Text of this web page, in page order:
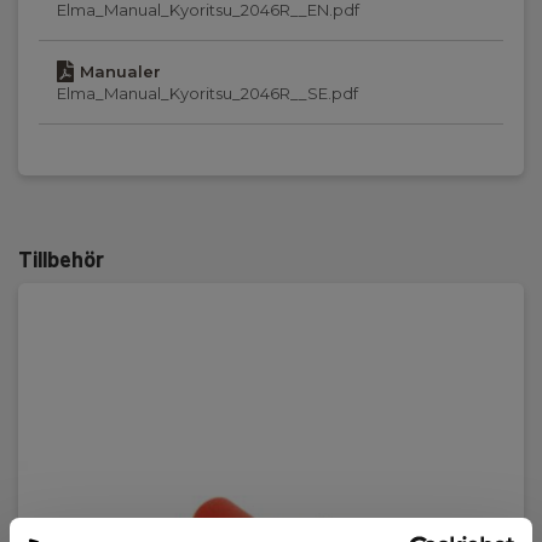
Spänningsmätning:
AC/DC
2 st, AAA, Inkl.
Elma_Manual_Kyoritsu_2046R__EN.pdf
Manualer
Elma_Manual_Kyoritsu_2046R__SE.pdf
Tillbehör